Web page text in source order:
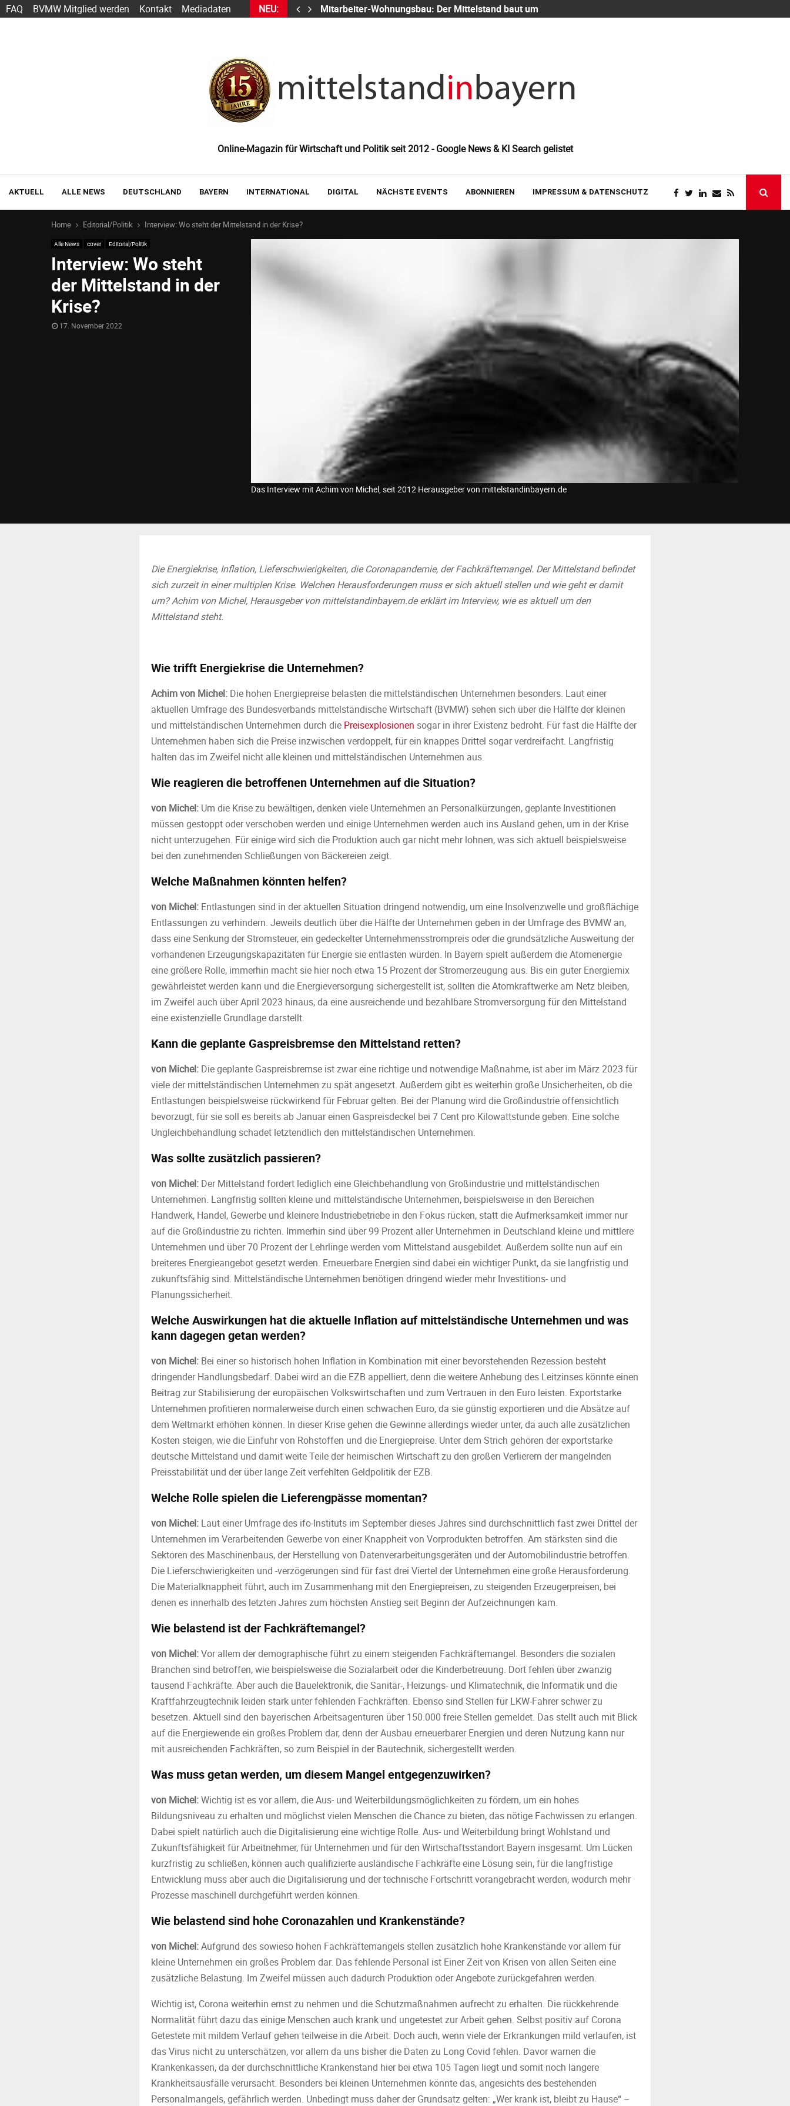
FAQ BVMW Mitglied werden Kontakt Mediadaten NEU:
Sarbacane wird zu Positive User Mitarbeiter-Wohnungsbau: Der Mittelstand baut um
Online-Magazin für Wirtschaft und Politik seit 2012 - Google News & KI Search gelistet
AKTUELL ALLE NEWS DEUTSCHLAND BAYERN INTERNATIONAL DIGITAL NÄCHSTE EVENTS ABONNIEREN IMPRESSUM & DATENSCHUTZ
Home Editorial/Politik Interview: Wo steht der Mittelstand in der Krise?
Alle News cover Editorial/Politik
Interview: Wo steht
der Mittelstand in der
Krise?
17. November 2022
Das Interview mit Achim von Michel, seit 2012 Herausgeber von mittelstandinbayern.de
Die Energiekrise, Inflation, Lieferschwierigkeiten, die Coronapandemie, der Fachkräftemangel. Der Mittelstand befindet
sich zurzeit in einer multiplen Krise. Welchen Herausforderungen muss er sich aktuell stellen und wie geht er damit
um? Achim von Michel, Herausgeber von mittelstandinbayern.de erklärt im Interview, wie es aktuell um den
Mittelstand steht.
Wie trifft Energiekrise die Unternehmen?
Achim von Michel: Die hohen Energiepreise belasten die mittelständischen Unternehmen besonders. Laut einer
aktuellen Umfrage des Bundesverbands mittelständische Wirtschaft (BVMW) sehen sich über die Hälfte der kleinen
und mittelständischen Unternehmen durch die Preisexplosionen sogar in ihrer Existenz bedroht. Für fast die Hälfte der
Unternehmen haben sich die Preise inzwischen verdoppelt, für ein knappes Drittel sogar verdreifacht. Langfristig
halten das im Zweifel nicht alle kleinen und mittelständischen Unternehmen aus.
Wie reagieren die betroffenen Unternehmen auf die Situation?
von Michel: Um die Krise zu bewältigen, denken viele Unternehmen an Personalkürzungen, geplante Investitionen
müssen gestoppt oder verschoben werden und einige Unternehmen werden auch ins Ausland gehen, um in der Krise
nicht unterzugehen. Für einige wird sich die Produktion auch gar nicht mehr lohnen, was sich aktuell beispielsweise
bei den zunehmenden Schließungen von Bäckereien zeigt.
Welche Maßnahmen könnten helfen?
von Michel: Entlastungen sind in der aktuellen Situation dringend notwendig, um eine Insolvenzwelle und großflächige
Entlassungen zu verhindern. Jeweils deutlich über die Hälfte der Unternehmen geben in der Umfrage des BVMW an,
dass eine Senkung der Stromsteuer, ein gedeckelter Unternehmensstrompreis oder die grundsätzliche Ausweitung der
vorhandenen Erzeugungskapazitäten für Energie sie entlasten würden. In Bayern spielt außerdem die Atomenergie
eine größere Rolle, immerhin macht sie hier noch etwa 15 Prozent der Stromerzeugung aus. Bis ein guter Energiemix
gewährleistet werden kann und die Energieversorgung sichergestellt ist, sollten die Atomkraftwerke am Netz bleiben,
im Zweifel auch über April 2023 hinaus, da eine ausreichende und bezahlbare Stromversorgung für den Mittelstand
eine existenzielle Grundlage darstellt.
Kann die geplante Gaspreisbremse den Mittelstand retten?
von Michel: Die geplante Gaspreisbremse ist zwar eine richtige und notwendige Maßnahme, ist aber im März 2023 für
viele der mittelständischen Unternehmen zu spät angesetzt. Außerdem gibt es weiterhin große Unsicherheiten, ob die
Entlastungen beispielsweise rückwirkend für Februar gelten. Bei der Planung wird die Großindustrie offensichtlich
bevorzugt, für sie soll es bereits ab Januar einen Gaspreisdeckel bei 7 Cent pro Kilowattstunde geben. Eine solche
Ungleichbehandlung schadet letztendlich den mittelständischen Unternehmen.
Was sollte zusätzlich passieren?
von Michel: Der Mittelstand fordert lediglich eine Gleichbehandlung von Großindustrie und mittelständischen
Unternehmen. Langfristig sollten kleine und mittelständische Unternehmen, beispielsweise in den Bereichen
Handwerk, Handel, Gewerbe und kleinere Industriebetriebe in den Fokus rücken, statt die Aufmerksamkeit immer nur
auf die Großindustrie zu richten. Immerhin sind über 99 Prozent aller Unternehmen in Deutschland kleine und mittlere
Unternehmen und über 70 Prozent der Lehrlinge werden vom Mittelstand ausgebildet. Außerdem sollte nun auf ein
breiteres Energieangebot gesetzt werden. Erneuerbare Energien sind dabei ein wichtiger Punkt, da sie langfristig und
zukunftsfähig sind. Mittelständische Unternehmen benötigen dringend wieder mehr Investitions- und
Planungssicherheit.
Welche Auswirkungen hat die aktuelle Inflation auf mittelständische Unternehmen und was
kann dagegen getan werden?
von Michel: Bei einer so historisch hohen Inflation in Kombination mit einer bevorstehenden Rezession besteht
dringender Handlungsbedarf. Dabei wird an die EZB appelliert, denn die weitere Anhebung des Leitzinses könnte einen
Beitrag zur Stabilisierung der europäischen Volkswirtschaften und zum Vertrauen in den Euro leisten. Exportstarke
Unternehmen profitieren normalerweise durch einen schwachen Euro, da sie günstig exportieren und die Absätze auf
dem Weltmarkt erhöhen können. In dieser Krise gehen die Gewinne allerdings wieder unter, da auch alle zusätzlichen
Kosten steigen, wie die Einfuhr von Rohstoffen und die Energiepreise. Unter dem Strich gehören der exportstarke
deutsche Mittelstand und damit weite Teile der heimischen Wirtschaft zu den großen Verlierern der mangelnden
Preisstabilität und der über lange Zeit verfehlten Geldpolitik der EZB.
Welche Rolle spielen die Lieferengpässe momentan?
von Michel: Laut einer Umfrage des ifo-Instituts im September dieses Jahres sind durchschnittlich fast zwei Drittel der
Unternehmen im Verarbeitenden Gewerbe von einer Knappheit von Vorprodukten betroffen. Am stärksten sind die
Sektoren des Maschinenbaus, der Herstellung von Datenverarbeitungsgeräten und der Automobilindustrie betroffen.
Die Lieferschwierigkeiten und -verzögerungen sind für fast drei Viertel der Unternehmen eine große Herausforderung.
Die Materialknappheit führt, auch im Zusammenhang mit den Energiepreisen, zu steigenden Erzeugerpreisen, bei
denen es innerhalb des letzten Jahres zum höchsten Anstieg seit Beginn der Aufzeichnungen kam.
Wie belastend ist der Fachkräftemangel?
von Michel:Vor allem der demographische führt zu einem steigenden Fachkräftemangel. Besonders die sozialen
Branchen sind betroffen, wie beispielsweise die Sozialarbeit oder die Kinderbetreuung. Dort fehlen über zwanzig
tausend Fachkräfte. Aber auch die Bauelektronik, die Sanitär-, Heizungs- und Klimatechnik, die Informatik und die
Kraftfahrzeugtechnik leiden stark unter fehlenden Fachkräften. Ebenso sind Stellen für LKW-Fahrer schwer zu
besetzen. Aktuell sind den bayerischen Arbeitsagenturen über 150.000 freie Stellen gemeldet. Das stellt auch mit Blick
auf die Energiewende ein großes Problem dar, denn der Ausbau erneuerbarer Energien und deren Nutzung kann nur
mit ausreichenden Fachkräften, so zum Beispiel in der Bautechnik, sichergestellt werden.
Was muss getan werden, um diesem Mangel entgegenzuwirken?
von Michel:Wichtig ist es vor allem, die Aus- und Weiterbildungsmöglichkeiten zu fördern, um ein hohes
Bildungsniveau zu erhalten und möglichst vielen Menschen die Chance zu bieten, das nötige Fachwissen zu erlangen.
Dabei spielt natürlich auch die Digitalisierung eine wichtige Rolle. Aus- und Weiterbildung bringt Wohl­stand und
Zukunftsfähigkeit für Arbeitnehmer, für Unternehmen und für den Wirtschaftsstandort Bayern insgesamt. Um Lücken
kurzfristig zu schließen, können auch qualifizierte ausländische Fachkräfte eine Lösung sein, für die langfristige
Entwicklung muss aber auch die Digitalisierung und der technische Fortschritt vorangebracht werden, wodurch mehr
Prozesse maschinell durchgeführt werden können.
Wie belastend sind hohe Coronazahlen und Krankenstände?
von Michel:Aufgrund des sowieso hohen Fachkräftemangels stellen zusätzlich hohe Krankenstände vor allem für
kleine Unternehmen ein großes Problem dar. Das fehlende Personal ist Einer Zeit von Krisen von allen Seiten eine
zusätzliche Belastung. Im Zweifel müssen auch dadurch Produktion oder Angebote zurückgefahren werden.
Wichtig ist, Corona weiterhin ernst zu nehmen und die Schutzmaßnahmen aufrecht zu erhalten. Die rückkehrende
Normalität führt dazu das einige Menschen auch krank und ungetestet zur Arbeit gehen. Selbst positiv auf Corona
Getestete mit mildem Verlauf gehen teilweise in die Arbeit. Doch auch, wenn viele der Erkrankungen mild verlaufen, ist
das Virus nicht zu unterschätzen, vor allem da uns bisher die Daten zu Long Covid fehlen. Davor warnen die
Krankenkassen, da der durchschnittliche Krankenstand hier bei etwa 105 Tagen liegt und somit noch längere
Krankheitsausfälle verursacht. Besonders bei kleinen Unternehmen könnte das, angesichts des bestehenden
Personalmangels, gefährlich werden. Unbedingt muss daher der Grundsatz gelten: „Wer krank ist, bleibt zu Hause“ –